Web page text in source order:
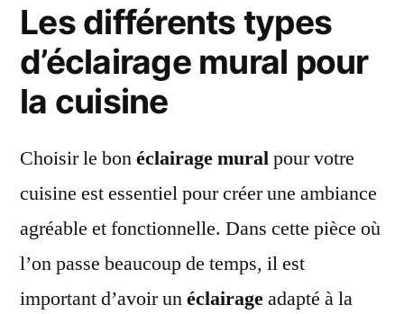
Les différents types
d’éclairage mural pour
la cuisine
Choisir le bonéclairage muralpour votre
cuisine est essentiel pour créer une ambiance
agréable et fonctionnelle. Dans cette pièce où
l’on passe beaucoup de temps, il est
important d’avoir unéclairageadapté à la